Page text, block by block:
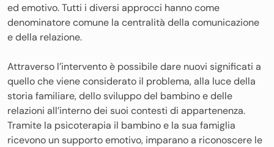
ed emotivo. Tutti i diversi approcci hanno come
denominatore comune la centralità della comunicazione
e della relazione.
Attraverso l’intervento è possibile dare nuovi significati a
quello che viene considerato il problema, alla luce della
storia familiare, dello sviluppo del bambino e delle
relazioni all’interno dei suoi contesti di appartenenza.
Tramite la psicoterapia il bambino e la sua famiglia
ricevono un supporto emotivo, imparano a riconoscere le